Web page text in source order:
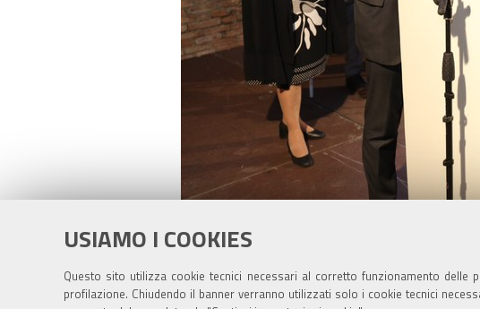
USIAMO I COOKIES
Questo sito utilizza cookie tecnici necessari al corretto funzionamento
profilazione. Chiudendo il banner verranno utilizzati solo i cookie tecnici
per
l'immagine